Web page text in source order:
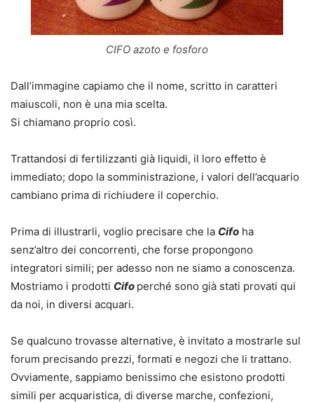
CIFO azoto e fosforo
Dall’immagine capiamo che il nome, scritto in caratteri
maiuscoli, non è una mia scelta.
Si chiamano proprio così.
Trattandosi di fertilizzanti già liquidi, il loro effetto è
immediato; dopo la somministrazione, i valori dell’acquario
cambiano prima di richiudere il coperchio.
Prima di illustrarli, voglio precisare che la Cifo ha
senz’altro dei concorrenti, che forse propongono
integratori simili; per adesso non ne siamo a conoscenza.
Mostriamo i prodotti Cifo perché sono già stati provati qui
da noi, in diversi acquari.
Se qualcuno trovasse alternative, è invitato a mostrarle sul
forum precisando prezzi, formati e negozi che li trattano.
Ovviamente, sappiamo benissimo che esistono prodotti
simili per acquaristica, di diverse marche, confezioni,